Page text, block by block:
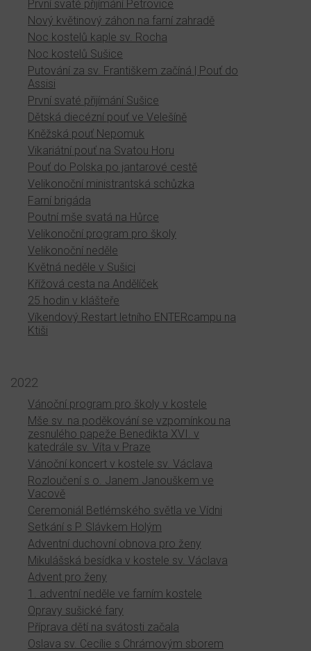
První svaté přijímání Petrovice
Nový květinový záhon na farní zahradě
Noc kostelů kaple sv. Rocha
Noc kostelů Sušice
Putování za sv. Františkem začíná | Pouť do
Assisi
První svaté přijímání Sušice
Dětská diecézní pouť ve Velešíně
Kněžská pouť Nepomuk
Vikariátní pouť na Svatou Horu
Pouť do Polska po jantarové cestě
Velikonoční ministrantská schůzka
Farní brigáda
Poutní mše svatá na Hůrce
Velikonoční program pro školy
Velikonoční neděle
Květná neděle v Sušici
Křížová cesta na Andělíček
25 hodin v klášteře
Víkendový Restart letního ENTERcampu na
Ktiši
2022
Vánoční program pro školy v kostele
Mše sv. na poděkování se vzpomínkou na
zesnulého papeže Benedikta XVI. v
katedrále sv. Víta v Praze
Vánoční koncert v kostele sv. Václava
Rozloučení s o. Janem Janouškem ve
Vacově
Ceremoniál Betlémského světla ve Vídni
Setkání s P. Slávkem Holým
Adventní duchovní obnova pro ženy
Mikulášská besídka v kostele sv. Václava
Advent pro ženy
1. adventní neděle ve farním kostele
Opravy sušické fary
Příprava dětí na svátosti začala
Oslava sv. Cecílie s Chrámovým sborem